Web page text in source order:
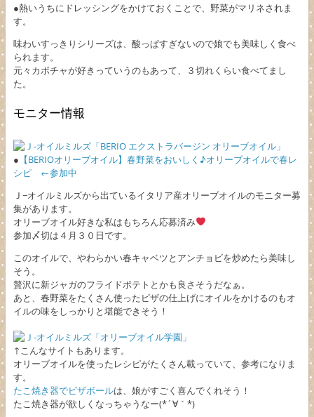
●熱いうちにドレッシングをかけておくことで、野菜がマリネされま
す。
味わいすっきりシリーズは、酸っぱすぎないので娘でも美味しく食べ
られます。
元々カボチャが好きっていうのもあって、３切れくらい食べてまし
た。
モニター情報
● 【BERIOオリーブオイル】春野菜をおいしく♪オリーブオイルで春レ
シピ ←参加中
Ｊ−オイルミルズから出ているイタリア産オリーブオイルのモニター募
集があります。
オリーブオイル好きな私はもちろん応募済み
参加〆切は４月３０日です。
このオイルで、やわらかい春キャベツとアンチョビを炒めたら美味し
そう。
贅沢に新ジャガのフライドポテトとかも良さそうだなぁ。
あと、春野菜をたくさん使ったピザの仕上げにオイルをかけるのもオ
イルの味をしっかりと堪能できそう！
↑こんなサイトもあります。
オリーブオイルを使ったレシピがたくさん載っていて、参考になりま
す。
たこ焼き器でピザボールは、娘がすごく喜んでくれそう！
たこ焼き器が欲しくなっちゃうなー(*´∀｀*)